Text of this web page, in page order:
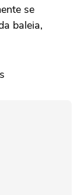
se
baleia,